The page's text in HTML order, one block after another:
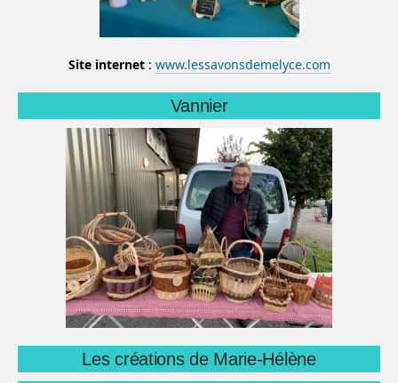
Site internet: www.lessavonsdemelyce.com
Vannier
Les créations de Marie-Hélène